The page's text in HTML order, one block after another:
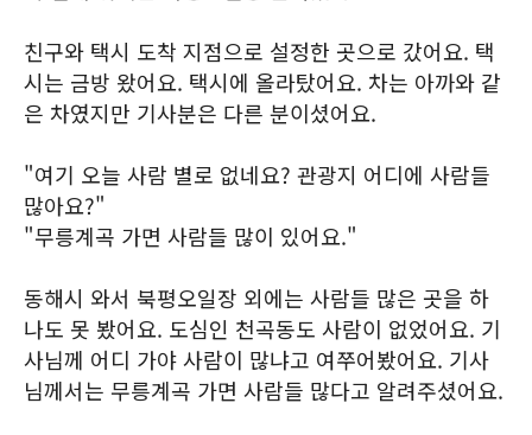
친구와 택시 도착 지점으로 설정한 곳으로 갔어요. 택
시는 금방 왔어요. 택시에 올라탔어요. 차는 아까와 같
은 차였지만 기사분은 다른 분이셨어요.
"여기 오늘 사람 별로 없네요? 관광지 어디에 사람들
많아요?"
"무릉계곡 가면 사람들 많이 있어요."
동해시 와서 북평오일장 외에는 사람들 많은 곳을 하
나도 못 봤어요. 도심인 천곡동도 사람이 없었어요. 기
사님께 어디 가야 사람이 많냐고 여쭈어봤어요. 기사
님께서는 무릉계곡 가면 사람들 많다고 알려주셨어요.